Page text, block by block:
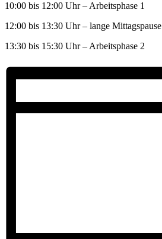
10:00 bis 12:00 Uhr – Arbeitsphase 1
12:00 bis 13:30 Uhr – lange Mittagspause
13:30 bis 15:30 Uhr – Arbeitsphase 2